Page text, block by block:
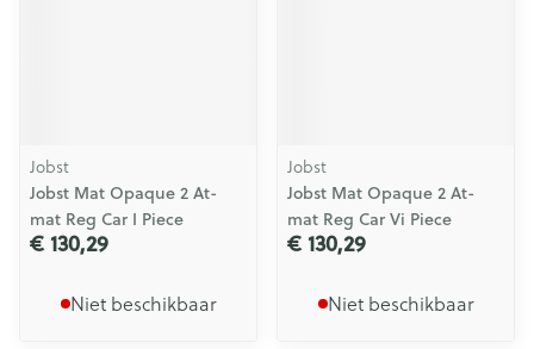
Jobst
Jobst Mat Opaque 2 At-
mat Reg Car I Piece
€ 130,29
Niet beschikbaar
Jobst
Jobst Mat Opaque 2 At-
mat Reg Car Vi Piece
€ 130,29
Niet beschikbaar